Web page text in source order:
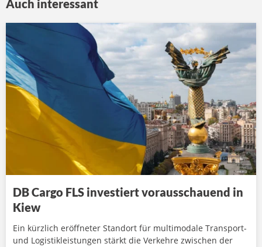
Auch interessant
DB Cargo FLS investiert vorausschauend in
Kiew
Ein kürzlich eröffneter Standort für multimodale Transport-
und Logistikleistungen stärkt die Verkehre zwischen der